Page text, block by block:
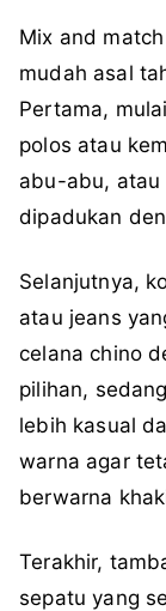
Mix and
mudah asal
Pertama,
polos atau
abu-abu, atau
dipadukan
Selanjutnya,
atau jeans
celana chino
pilihan,
lebih kasual
warna agar
berwarna
Terakhir,
sepatu yang